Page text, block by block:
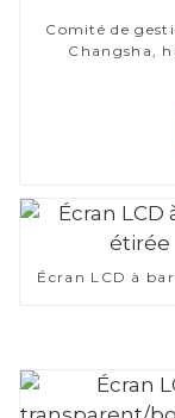
Comité de
Changsha,
Écran LCD à